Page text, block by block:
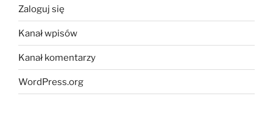
Zaloguj się
Kanał wpisów
Kanał komentarzy
WordPress.org